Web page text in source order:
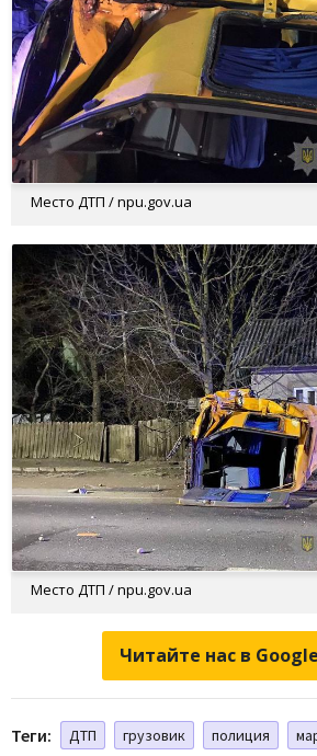
Место ДТП / npu.gov.ua
Место ДТП / npu.gov.ua
Читайте нас в
Теги: ДТП грузовик полиция